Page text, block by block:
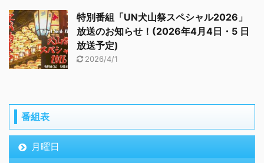
特別番組「UN犬山祭スペシャル2026」
放送のお知らせ！(2026年4月4日・5 日
放送予定)
2026/4/1
番組表
月曜日